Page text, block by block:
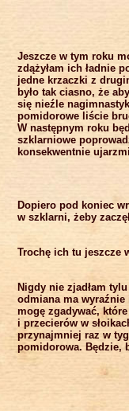
Jeszcze w tym roku
zdążyłam ich ładnie
jedne krzaczki z
było tak ciasno, że
się nieźle
pomidorowe liście
W następnym roku
szklarniowe
konsekwentnie
Dopiero pod koniec
w szklarni, żeby
Trochę ich tu jeszcze
Nigdy nie zjadłam
odmiana ma
mogę zgadywać,
i przecierów w
przynajmniej raz w
pomidorowa. Będzie,